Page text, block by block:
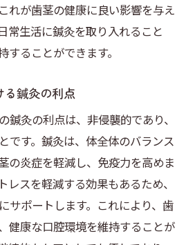
れが歯茎の健康に良い影響を与え
常生活に鍼灸を取り入れること
することができます。
る鍼灸の利点
鍼灸の利点は、非侵襲的であり、
です。鍼灸は、体全体のバランス
の炎症を軽減し、免疫力を高めま
レスを軽減する効果もあるため、
サポートします。これにより、歯
健康な口腔環境を維持することが